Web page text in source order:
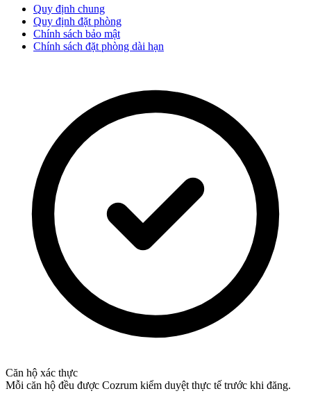
Quy định chung
Quy định đặt phòng
Chính sách bảo mật
Chính sách đặt phòng dài hạn
Căn hộ xác thực
Mỗi căn hộ đều được Cozrum kiểm duyệt thực tế trước khi đăng.